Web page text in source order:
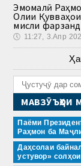
Эмомалӣ
Олии
мисли
🕔 11:27, 3.Апр
МАВЗӮЪҲОИ
Паёми
Раҳмон ба
Даҳсолаи
устувор»